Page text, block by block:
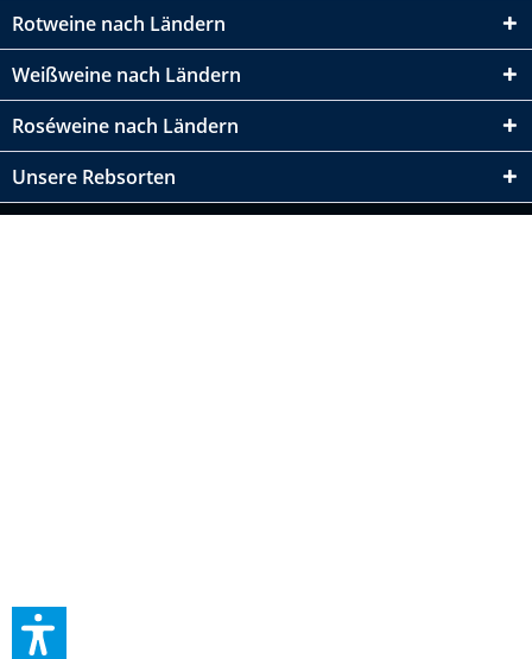
Rotweine nach Ländern
Weißweine nach Ländern
Roséweine nach Ländern
Unsere Rebsorten